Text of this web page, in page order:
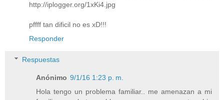
http://iplogger.org/1xKi4.jpg
pffff tan dificil no es xD!!!
Responder
Respuestas
Anónimo 9/1/16 1:23 p. m.
Hola tengo un problema familiar.. me amenazan a mi